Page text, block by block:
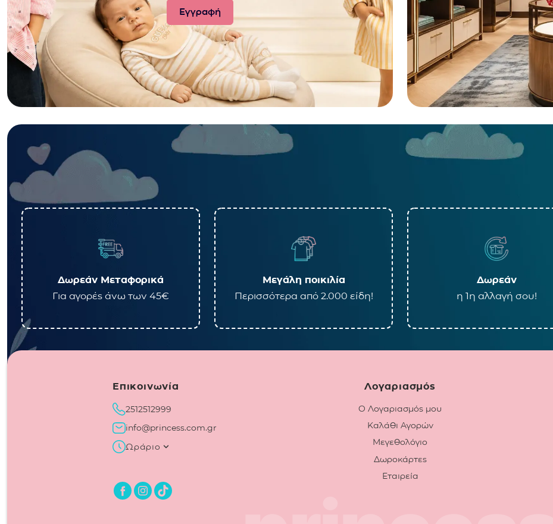
Δωρεάν Μεταφορικά
Για αγορές άνω των 45€
Μεγάλη ποικιλία
Περισσότερα από 2.000 είδη!
Δωρεάν
η 1η αλλαγή σου!
Επικοινωνία
2512512999
info@princess.com.gr
Ωράριο
Λογαριασμός
Ο Λογαριασμός μου
Καλάθι Αγορών
Μεγεθολόγιο
Δωροκάρτες
Εταιρεία